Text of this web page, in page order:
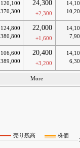
120,100
370,300
24,300
+2,300
124,800
380,800
22,000
+1,600
106,600
389,000
20,400
+3,200
More
売り残高 株価